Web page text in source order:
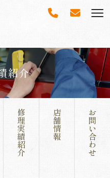
紹介
修
理
実
績
紹
介
店
舗
情
報
お
問
い
合
わ
せ